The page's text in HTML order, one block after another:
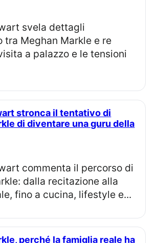
tra Meghan Markle e re
a palazzo e le tensioni
di diventare una guru della
dalla recitazione alla
fino a cucina, lifestyle e...